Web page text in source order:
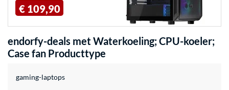
€ 109,90
endorfy-deals met Waterkoeling; CPU-koeler;
Case fan Producttype
gaming-laptops